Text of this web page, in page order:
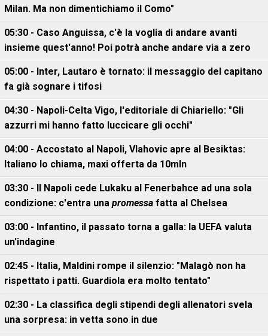
Milan. Ma non dimentichiamo il Como"
05:30 - Caso Anguissa, c'è la voglia di andare avanti
insieme quest'anno! Poi potrà anche andare via a zero
05:00 - Inter, Lautaro è tornato: il messaggio del capitano
fa già sognare i tifosi
04:30 - Napoli-Celta Vigo, l'editoriale di Chiariello: "Gli
azzurri mi hanno fatto luccicare gli occhi"
04:00 - Accostato al Napoli, Vlahovic apre al Besiktas:
Italiano lo chiama, maxi offerta da 10mln
03:30 - Il Napoli cede Lukaku al Fenerbahce ad una sola
condizione: c'entra una promessa fatta al Chelsea
03:00 - Infantino, il passato torna a galla: la UEFA valuta
un'indagine
02:45 - Italia, Maldini rompe il silenzio: "Malagò non ha
rispettato i patti. Guardiola era molto tentato"
02:30 - La classifica degli stipendi degli allenatori svela
una sorpresa: in vetta sono in due